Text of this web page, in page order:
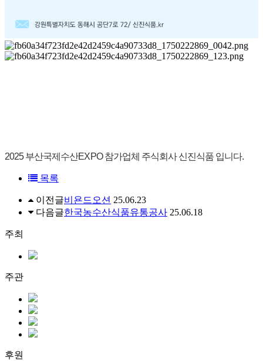
2025 부산국제수산EXPO 참가업체 주식회사 신진식품 입니다.
목록
이전글비욘드오션 25.06.23
다음글한국농수산식품유통공사 25.06.18
주최
주관
후원